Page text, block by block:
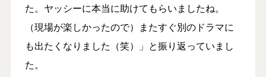
た。ヤッシーに本当に助けてもらいましたね。
（現場が楽しかったので）またすぐ別のドラマに
も出たくなりました（笑）」と振り返っていまし
た。